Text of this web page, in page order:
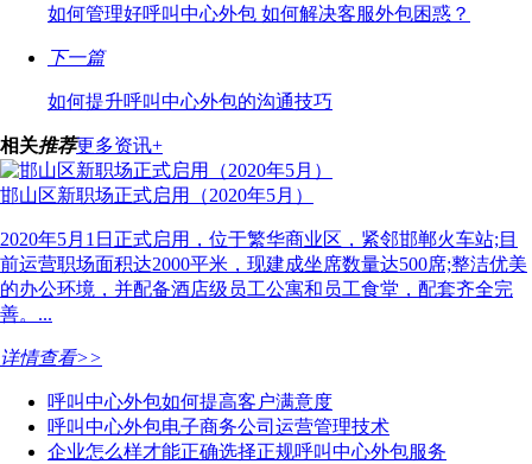
如何管理好呼叫中心外包 如何解决客服外包困惑？
下一篇
如何提升呼叫中心外包的沟通技巧
相关推荐更多资讯+
邯山区新职场正式启用（2020年5月）
2020年5月1日正式启用，位于繁华商业区，紧邻邯郸火车站;目
前运营职场面积达2000平米，现建成坐席数量达500席;整洁优美
的办公环境，并配备酒店级员工公寓和员工食堂，配套齐全完
善。...
详情查看>>
呼叫中心外包如何提高客户满意度
呼叫中心外包电子商务公司运营管理技术
企业怎么样才能正确选择正规呼叫中心外包服务